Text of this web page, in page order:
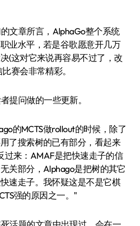
文章所言，AlphaGo整个系统
业水平，若是谷歌愿意开几万
(这对它来说再容易不过了，改
赛会非常精彩。
提问做的一些更新。
的MCTS做rollout的时候，除了
了搜索树的已有部分，看起来
过来：AMAF是把快速走子的信
关部分，Alphago是把树的其它
速走子。我怀疑这是不是它棋
强的原因之一。"